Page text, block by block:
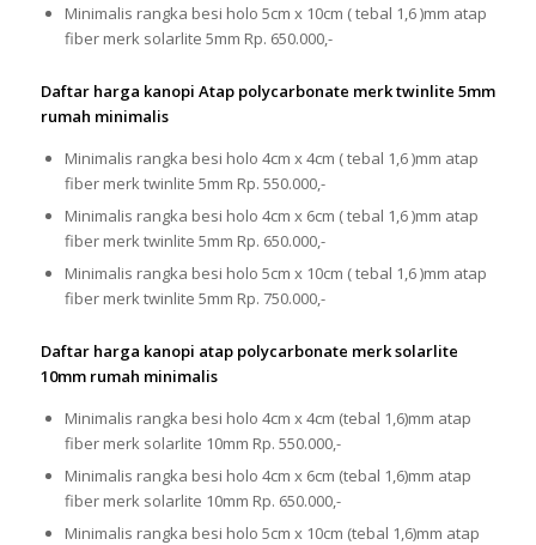
Minimalis rangka besi holo 5cm x 10cm ( tebal 1,6 )mm atap
fiber merk solarlite 5mm Rp. 650.000,-
Daftar harga kanopi Atap polycarbonate merk twinlite 5mm
rumah minimalis
Minimalis rangka besi holo 4cm x 4cm ( tebal 1,6 )mm atap
fiber merk twinlite 5mm Rp. 550.000,-
Minimalis rangka besi holo 4cm x 6cm ( tebal 1,6 )mm atap
fiber merk twinlite 5mm Rp. 650.000,-
Minimalis rangka besi holo 5cm x 10cm ( tebal 1,6 )mm atap
fiber merk twinlite 5mm Rp. 750.000,-
Daftar harga kanopi atap polycarbonate merk solarlite
10mm rumah minimalis
Minimalis rangka besi holo 4cm x 4cm (tebal 1,6)mm atap
fiber merk solarlite 10mm Rp. 550.000,-
Minimalis rangka besi holo 4cm x 6cm (tebal 1,6)mm atap
fiber merk solarlite 10mm Rp. 650.000,-
Minimalis rangka besi holo 5cm x 10cm (tebal 1,6)mm atap